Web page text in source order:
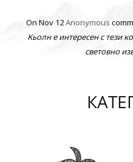
On Nov 12Anonymous
Кьолн е интересен с тези
световно